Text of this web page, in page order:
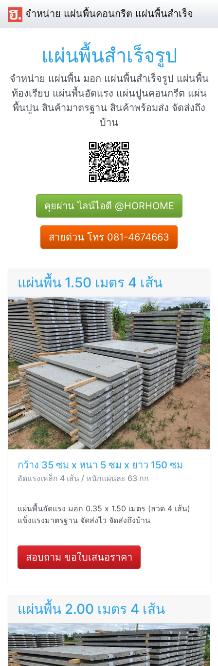
จำหน่าย แผ่นพื้นคอนกรีต แผ่นพื้นสำเร็จ
แผ่นพื้นสำเร็จรูป
จำหน่าย แผ่นพื้น มอก แผ่นพื้นสำเร็จรูป แผ่นพื้น
ท้องเรียบ แผ่นพื้นอัดแรง แผ่นปูนคอนกรีต แผ่น
พื้นปูน สินค้ามาตรฐาน สินค้าพร้อมส่ง จัดส่งถึง
บ้าน
คุยผ่าน ไลน์ไอดี @HORHOME
สายด่วน โทร 081-4674663
แผ่นพื้น 1.50 เมตร 4 เส้น
กว้าง 35 ซม x หนา 5 ซม x ยาว 150 ซม
อัดแรงเหล็ก 4 เส้น / หนักแผ่นละ 63 กก
แผ่นพื้นอัดแรง มอก 0.35 x 1.50 เมตร (ลวด 4 เส้น)
แข็งแรงมาตรฐาน จัดส่งไว จัดส่งถึงบ้าน
สอบถาม ขอใบเสนอราคา
แผ่นพื้น 2.00 เมตร 4 เส้น